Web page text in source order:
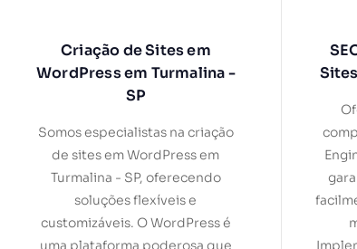
Criação de Sites em
WordPress em Turmalina -
SP
Somos especialistas na criação
de sites em WordPress em
Turmalina - SP, oferecendo
soluções flexíveis e
customizáveis. O WordPress é
uma plataforma poderosa que